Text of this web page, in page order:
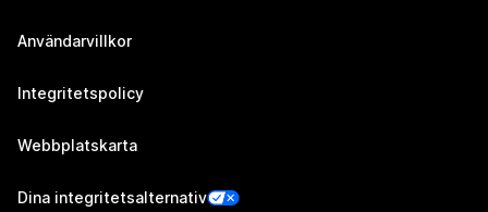
Användarvillkor
Integritetspolicy
Webbplatskarta
Dina integritetsalternativ